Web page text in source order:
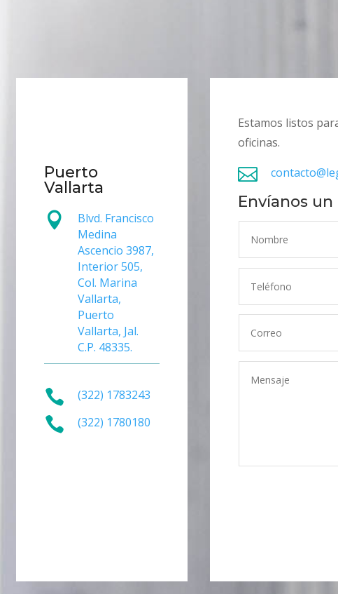
Puerto
Vallarta

Blvd. Francisco
Medina
Ascencio 3987,
Interior 505,
Col. Marina
Vallarta,
Puerto
Vallarta, Jal.
C.P. 48335.
 (322) 1783243
 (322) 1780180
Estamos listos
oficinas.

Envíanos un